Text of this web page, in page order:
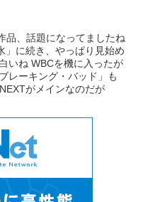
、話題になってましたね
」に続き、やっぱり見始め
いね WBCを機に入ったが
レーキング・バッド」も
がメインなのだが